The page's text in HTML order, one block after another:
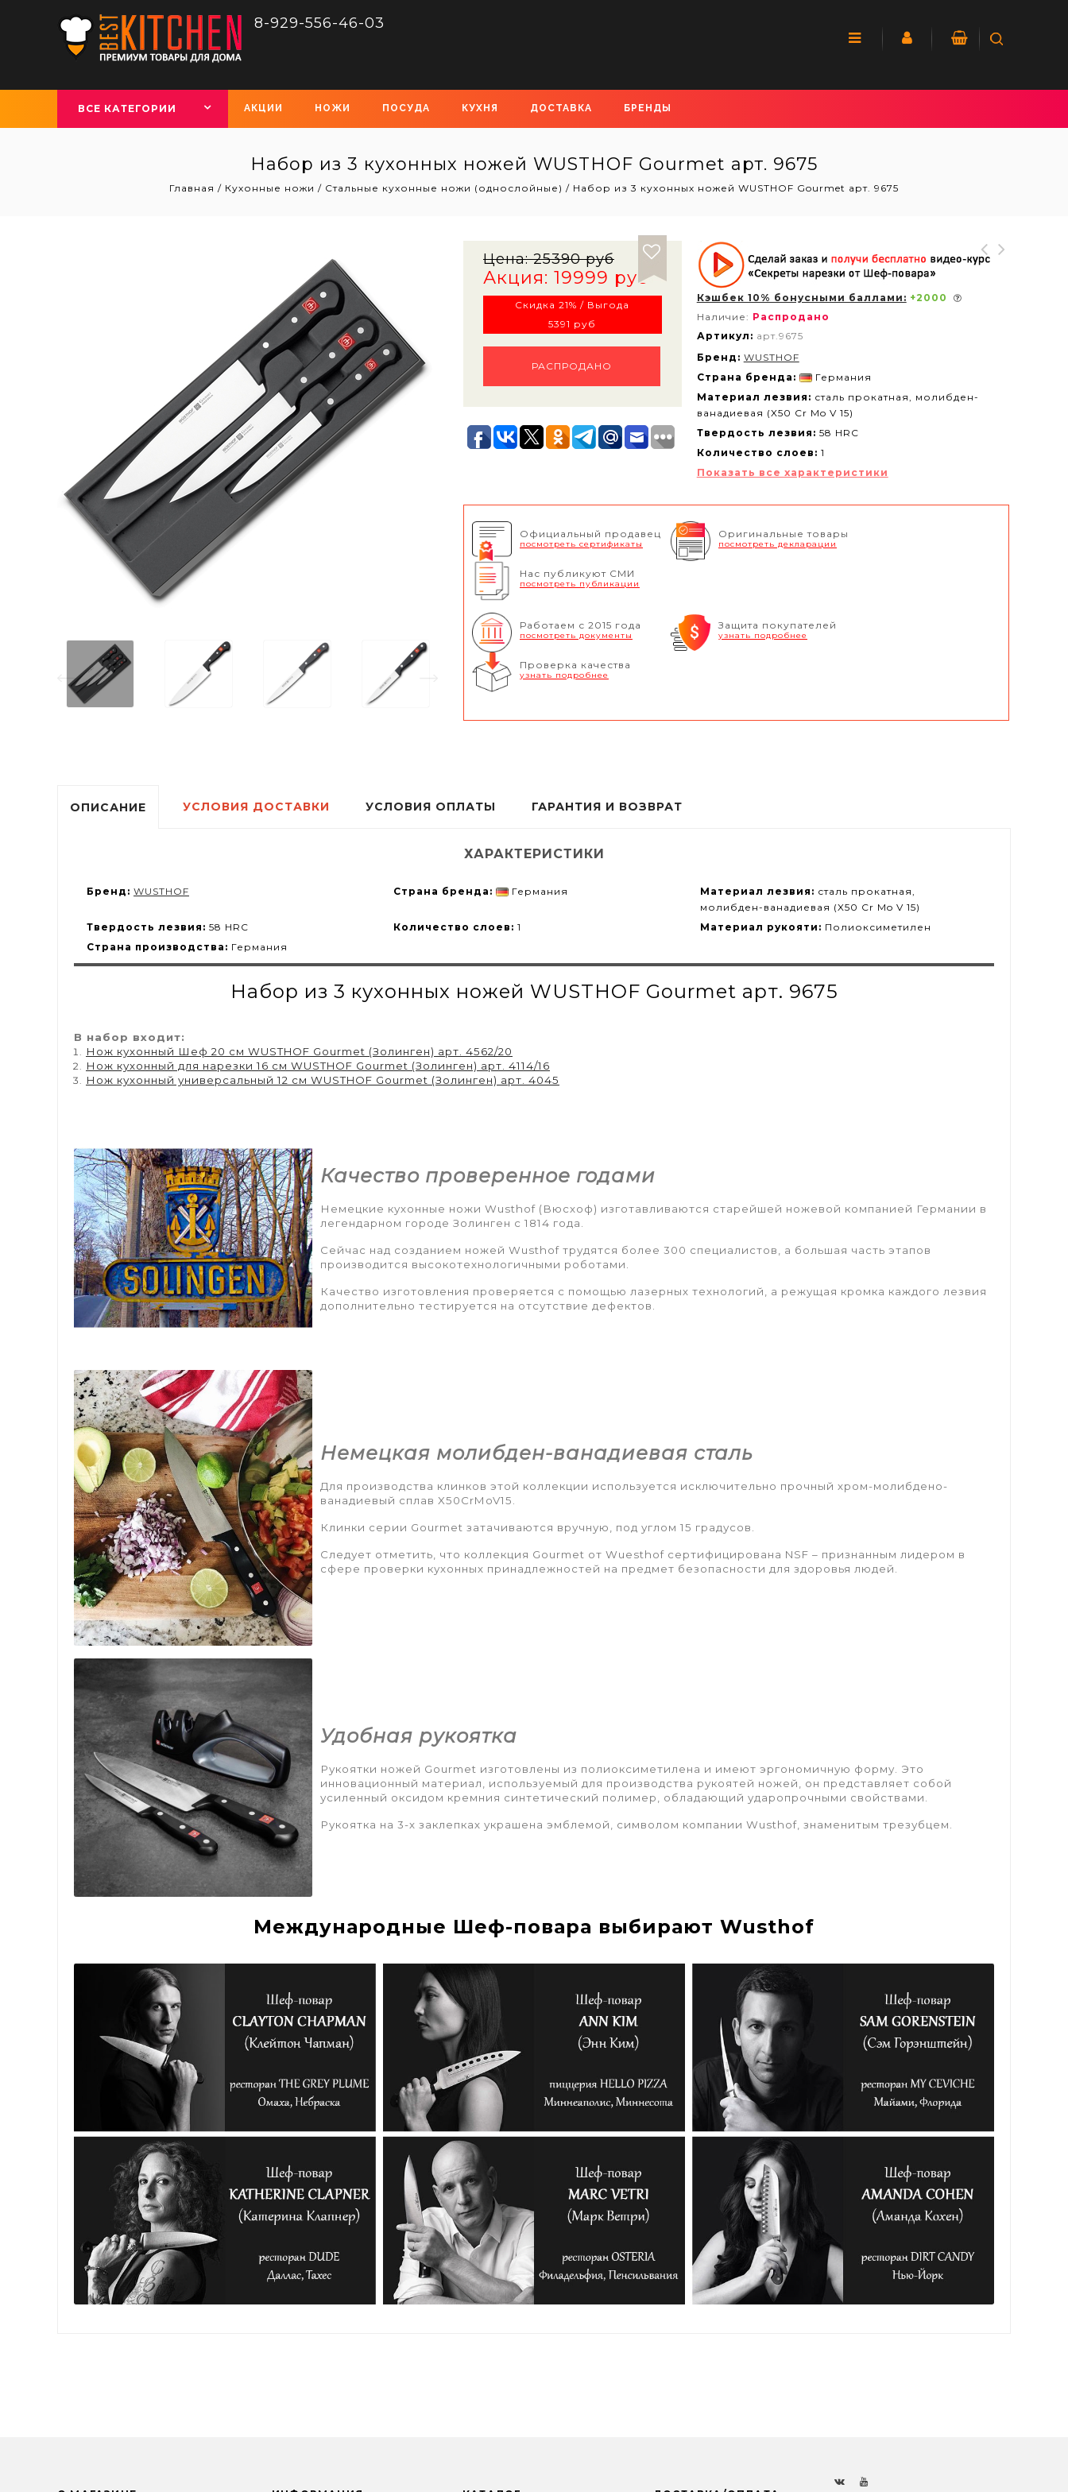
8-929-556-46-03
ВСЕ КАТЕГОРИИ АКЦИИ НОЖИ ПОСУДА КУХНЯ ДОСТАВКА БРЕНДЫ
Набор из 3 кухонных ножей WUSTHOF Gourmet арт. 9675
Главная / Кухонные ножи / Стальные кухонные ножи (однослойные) / Набор из 3 кухонных ножей WUSTHOF Gourmet арт. 9675
Цена: 25390 руб
Акция: 19999 руб
Скидка 21% / Выгода
5391 руб
РАСПРОДАНО
Кэшбек 10% бонусными баллами: +2000
Наличие: Распродано
Артикул: арт.9675
Бренд: WUSTHOF
Страна бренда:
Германия
Материал лезвия: сталь прокатная, молибден-
ванадиевая (X50 Cr Mo V 15)
Твердость лезвия: 58 HRC
Количество слоев: 1
Показать все характеристики
Официальный продавец
посмотреть сертификаты
Оригинальные товары
посмотреть декларации
Нас публикуют СМИ
посмотреть публикации
Работаем с 2015 года
посмотреть документы
Защита покупателей
узнать подробнее
Проверка качества
узнать подробнее
ОПИСАНИЕ
ХАРАКТЕРИСТИКИ
Бренд: WUSTHOF Страна бренда: Германия Материал лезвия: сталь прокатная,
молибден-ванадиевая (X50 Cr Mo V 15)
Твердость лезвия: 58 HRC Количество слоев: 1 Материал рукояти: Полиоксиметилен
Страна производства: Германия
Набор из 3 кухонных ножей WUSTHOF Gourmet арт. 9675
В набор входит:
Нож кухонный Шеф 20 см WUSTHOF Gourmet (Золинген) арт. 4562/20
Нож кухонный для нарезки 16 см WUSTHOF Gourmet (Золинген) арт. 4114/16
Нож кухонный универсальный 12 см WUSTHOF Gourmet (Золинген) арт. 4045
Качество проверенное годами
Немецкие кухонные ножи Wusthof (Вюсхоф) изготавливаются старейшей ножевой компанией Германии в
легендарном городе Золинген с 1814 года.
Сейчас над созданием ножей Wusthof трудятся более 300 специалистов, а большая часть этапов
производится высокотехнологичными роботами.
Качество изготовления проверяется с помощью лазерных технологий, а режущая кромка каждого лезвия
дополнительно тестируется на отсутствие дефектов.
Немецкая молибден-ванадиевая сталь
Для производства клинков этой коллекции используется исключительно прочный хром-молибдено-
ванадиевый сплав X50CrMoV15.
Клинки серии Gourmet затачиваются вручную, под углом 15 градусов.
Следует отметить, что коллекция Gourmet от Wuesthof сертифицирована NSF – признанным лидером в
сфере проверки кухонных принадлежностей на предмет безопасности для здоровья людей.
Удобная рукоятка
Рукоятки ножей Gourmet изготовлены из полиоксиметилена и имеют эргономичную форму. Это
инновационный материал, используемый для производства рукоятей ножей, он представляет собой
усиленный оксидом кремния синтетический полимер, обладающий ударопрочными свойствами.
Рукоятка на 3-х заклепках украшена эмблемой, символом компании Wusthof, знаменитым трезубцем.
Международные Шеф-повара выбирают Wusthof
УСЛОВИЯ ДОСТАВКИ УСЛОВИЯ ОПЛАТЫ ГАРАНТИЯ И ВОЗВРАТ